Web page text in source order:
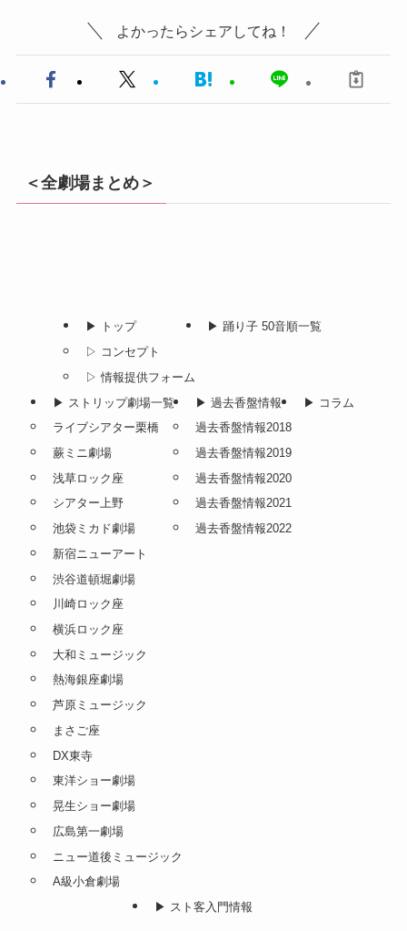
よかったらシェアしてね！
＜全劇場まとめ＞
▶︎ トップ
▷ コンセプト
▷ 情報提供フォーム
▶︎ 踊り子 50音順一覧
▶︎ ストリップ劇場一覧
ライブシアター栗橋
蕨ミニ劇場
浅草ロック座
シアター上野
池袋ミカド劇場
新宿ニューアート
渋谷道頓堀劇場
川崎ロック座
横浜ロック座
大和ミュージック
熱海銀座劇場
芦原ミュージック
まさご座
DX東寺
東洋ショー劇場
晃生ショー劇場
広島第一劇場
ニュー道後ミュージック
A級小倉劇場
▶︎ 過去香盤情報
過去香盤情報2018
過去香盤情報2019
過去香盤情報2020
過去香盤情報2021
過去香盤情報2022
▶︎ コラム
▶︎ スト客入門情報